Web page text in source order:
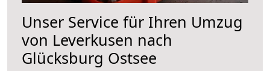
Unser Service für Ihren Umzug
von Leverkusen nach
Glücksburg Ostsee